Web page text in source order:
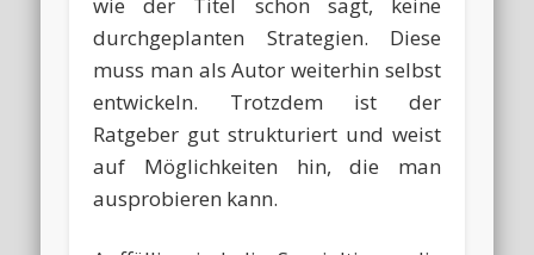
wie der Titel schon sagt, keine
durchgeplanten Strategien. Diese
muss man als Autor weiterhin selbst
entwickeln. Trotzdem ist der
Ratgeber gut strukturiert und weist
auf Möglichkeiten hin, die man
ausprobieren kann.